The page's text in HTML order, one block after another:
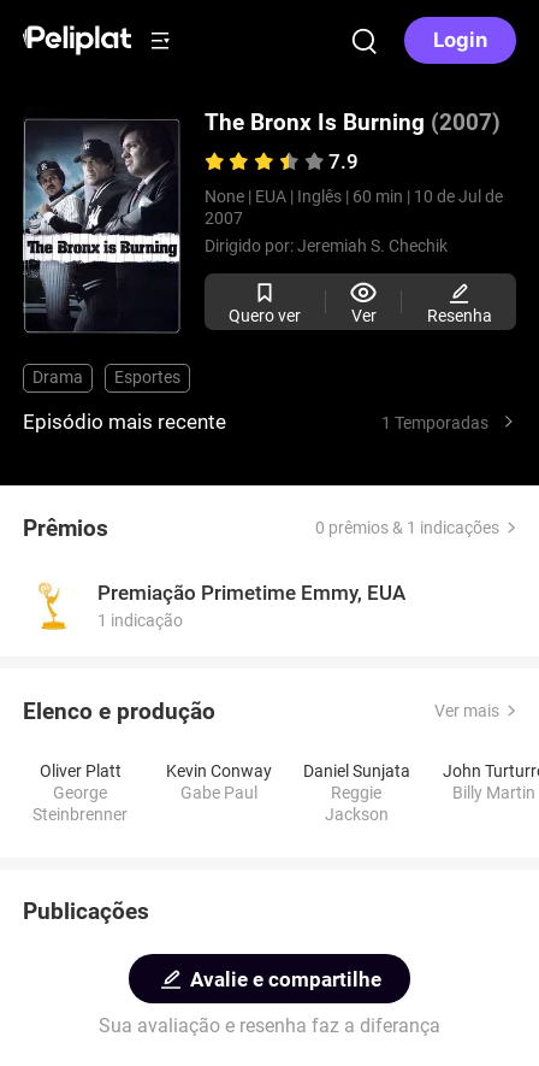
Login
The Bronx Is Burning (2007)
7.9
None | EUA | Inglês | 60 min | 10 de Jul de
2007
Dirigido por:Jeremiah S. Chechik
Quero ver Ver Resenha
Drama Esportes
Episódio mais recente 1 Temporadas
Prêmios 0 prêmios & 1 indicações
Premiação Primetime Emmy, EUA
1 indicação
Elenco e produção Ver mais
Oliver Platt
George
Steinbrenner
Kevin Conway
Gabe Paul
Daniel Sunjata
Reggie
Jackson
John
Billy Martin
Publicações
Avalie e compartilhe
Sua avaliação e resenha faz a diferança